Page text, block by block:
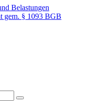
Belastungen
gem. § 1093 BGB